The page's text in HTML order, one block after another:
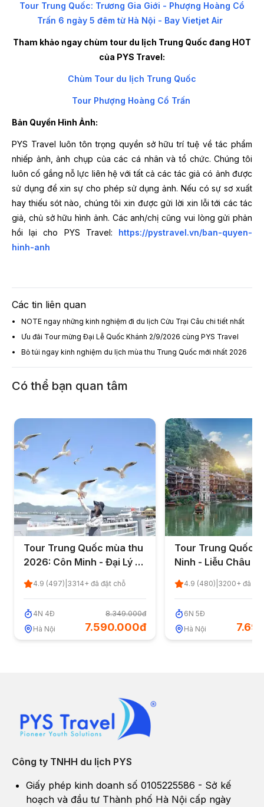
Tour Trung Quốc: Trương Gia Giới - Phượng Hoàng Cổ
Trấn 6 ngày 5 đêm từ Hà Nội - Bay Vietjet Air
Tham khảo ngay chùm tour du lịch Trung Quốc đang HOT
của PYS Travel:
Chùm Tour du lịch Trung Quốc
Tour Phượng Hoàng Cổ Trấn
Bản Quyền Hình Ảnh:
PYS Travel luôn tôn trọng quyền sở hữu trí tuệ về tác phẩm
nhiếp ảnh, ảnh chụp của các cá nhân và tổ chức. Chúng tôi
luôn cố gắng nỗ lực liên hệ với tất cả các tác giả có ảnh được
sử dụng để xin sự cho phép sử dụng ảnh. Nếu có sự sơ xuất
hay thiếu sót nào, chúng tôi xin được gửi lời xin lỗi tới các tác
giả, chủ sở hữu hình ảnh. Các anh/chị cũng vui lòng gửi phản
hồi lại cho PYS Travel: https://pystravel.vn/ban-quyen-
hinh-anh
Các tin liên quan
NOTE ngay những kinh nghiệm đi du lịch Cửu Trại Câu chi tiết nhất
Ưu đãi Tour mừng Đại Lễ Quốc Khánh 2/9/2026 cùng PYS Travel
Bỏ túi ngay kinh nghiệm du lịch mùa thu Trung Quốc mới nhất 2026
Có thể bạn quan tâm
Tour Trung Quốc mùa thu
2026: Côn Minh - Đại Lý 4
ngày 4 đêm từ Hà Nội
(Đường bộ)
4.9 (497) 3314+ đã đặt chỗ
4N 4Đ
Hà Nội
8.349.000đ
7.590.000đ
Tour Trung Quốc:
Ninh - Liễu Châu -
Hoàng Cổ Trấn -
Dung Cổ Trấn -
Hà Nội
4.9 (480) 3200+ đã
6N 5Đ
Hà Nội
Công ty TNHH du lịch PYS
Giấy phép kinh doanh số 0105225586 - Sở kế
hoạch và đầu tư Thành phố Hà Nội cấp ngày